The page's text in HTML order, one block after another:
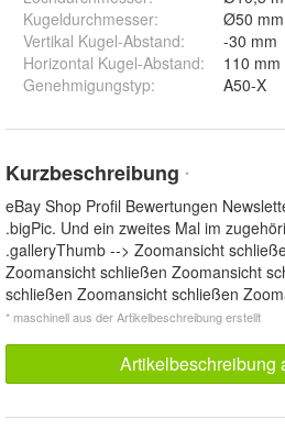
Kugeldurchmesser:
Ø50 mm
Vertikal Kugel-Abstand:
-30 mm
Horizontal Kugel-Abstand:
110 mm
Genehmigungstyp: A50-X
Kurzbeschreibung *
eBay Shop Profil Bewertungen
.bigPic. Und ein zweites Mal im
.galleryThumb --> Zoomansicht
Zoomansicht schließen Zoomansicht
schließen Zoomansicht schließen
* maschinell aus der Artikelbeschreibung erstellt
Artikelbeschreibung